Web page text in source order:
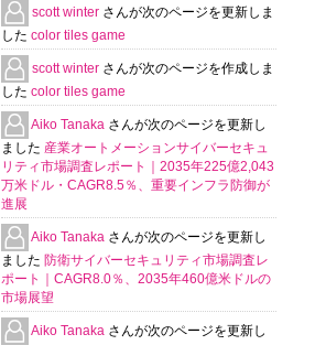
scott winter さんが次のページを更新しま
した color tiles game
scott winter さんが次のページを作成しま
した color tiles game
Aiko Tanaka さんが次のページを更新し
ました 産業オートメーションサイバーセキュ
リティ市場調査レポート｜2035年225億2,043
万米ドル・CAGR8.5％、重要インフラ防御が
進展
Aiko Tanaka さんが次のページを更新し
ました 防衛サイバーセキュリティ市場調査レ
ポート｜CAGR8.0％、2035年460億米ドルの
市場展望
Aiko Tanaka さんが次のページを更新し